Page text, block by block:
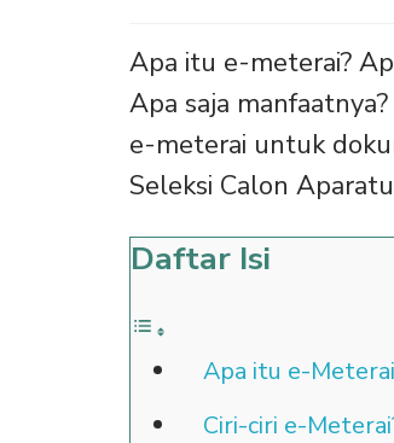
Apa itu e-meterai?
Apa saja
e-meterai untuk
Seleksi Calon
Daftar Isi
Apa itu e-
Ciri-ciri e-